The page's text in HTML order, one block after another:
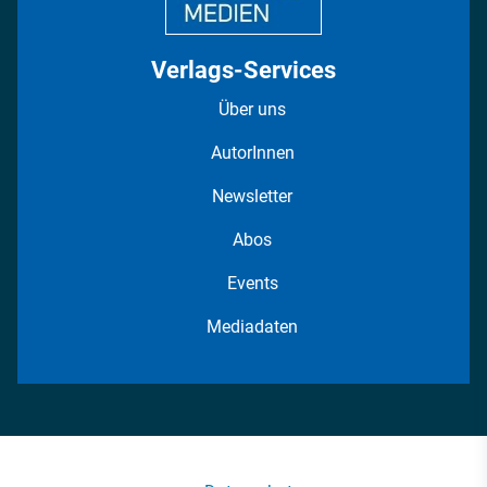
Verlags-Services
Über uns
AutorInnen
Newsletter
Abos
Events
Mediadaten